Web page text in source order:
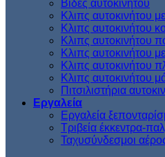
Βίδες αυτοκινήτου
Kλιπς αυτοκινήτου
Kλιπς αυτοκινήτου
Κλιπς αυτοκινήτου
Κλιπς αυτοκινήτου
Kλιπς αυτοκινήτου
Kλιπς αυτοκινήτου
Πιτσιλιστήρια
Εργαλεία
Εργαλεία
Τριβεία έκκεντρα-
Ταχυσύνδεσμοι